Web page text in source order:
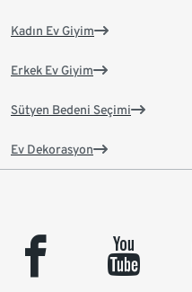
Kadın Ev Giyim
Erkek Ev Giyim
Sütyen Bedeni Seçimi
Ev Dekorasyon
facebook youtube